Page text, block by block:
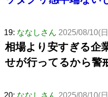
19: ななしさん 2025/08/10(
相場より安すぎる企
せが行ってるから警
20: ななしさん 2025/08/10(